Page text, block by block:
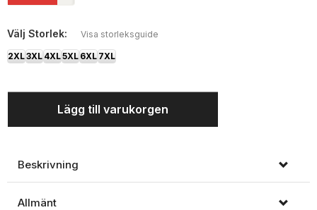
Välj Storlek: Visa storleksguide
2XL3XL 4XL5XL 6XL 7XL
Lägg till varukorgen
Beskrivning
Allmänt